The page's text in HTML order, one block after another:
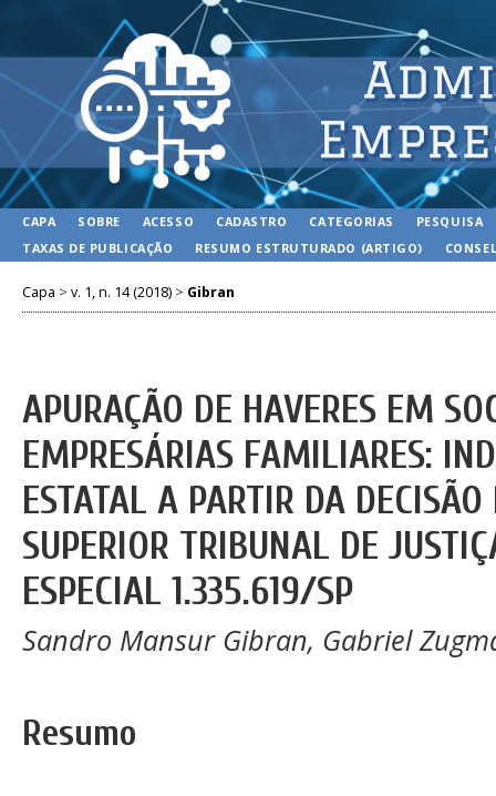
CAPA SOBRE ACESSO CADASTRO CATEGORIAS
PESQUISA
TAXAS DE PUBLICAÇÃO
RESUMO ESTRUTURADO (ARTIGO)
Capa > v. 1, n. 14 (2018) > Gibran
APURAÇÃO DE HAVERES EM
EMPRESÁRIAS FAMILIARES:
ESTATAL A PARTIR DA
SUPERIOR TRIBUNAL DE
ESPECIAL 1.335.619/SP
Sandro Mansur Gibran, Gabriel
Resumo